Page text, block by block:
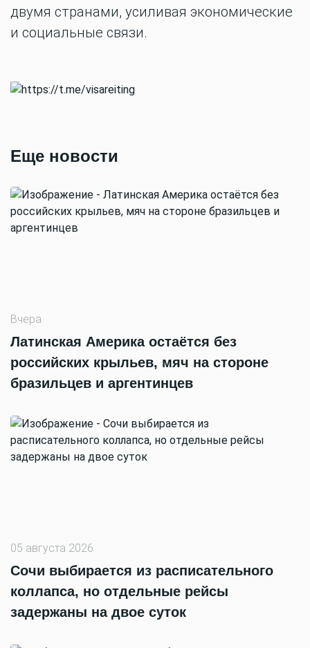
двумя странами, усиливая экономические
и социальные связи.
Еще новости
Вчера
Латинская Америка остаётся без
российских крыльев, мяч на стороне
бразильцев и аргентинцев
05 августа 2026
Сочи выбирается из расписательного
коллапса, но отдельные рейсы
задержаны на двое суток